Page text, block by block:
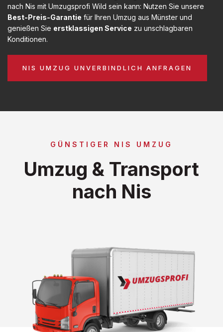
nach Nis mit Umzugsprofi Wild sein kann: Nutzen Sie unsere
Best-Preis-Garantie für Ihren Umzug aus Münster und
genießen Sie erstklassigen Service zu unschlagbaren
Konditionen.
NIS UMZUG UNVERBINDLICH ANFRAGEN
GÜNSTIGER NIS UMZUG
Umzug & Transport
nach Nis